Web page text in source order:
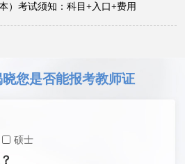
）考试须知：科目+入口+费用
晓您是否能报考教师证
硕士